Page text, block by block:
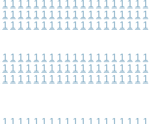
1 1 1 1 1 1 1 1 1 1 1 1 1 1 1 1 1 1 1
1 1 1 1 1 1 1 1 1 1 1 1 1 1 1 1 1 1 1
1 1 1 1 1 1 1 1 1 1 1 1 1 1 1 1 1 1 1
1 1 1 1 1 1 1 1 1 1 1 1 1 1 1 1 1 1 1
1 1 1 1 1 1 1 1 1 1 1 1 1 1 1 1 1 1 1
1 1 1 1 1 1 1 1 1 1 1 1 1 1 1 1 1 1 1
1 1 1 1 1 1 1 1 1 1 1 1 1 1 1 1 1 1 1